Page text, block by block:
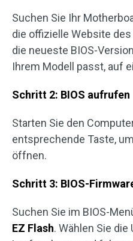
Suchen Sie Ihr
die offizielle Website
die neueste BIOS-
Ihrem Modell passt, auf
Schritt 2: BIOS aufrufen
Starten Sie den
entsprechende Taste,
öffnen.
Schritt 3: BIOS-
Suchen Sie im BIOS-
EZ Flash. Wählen Sie die